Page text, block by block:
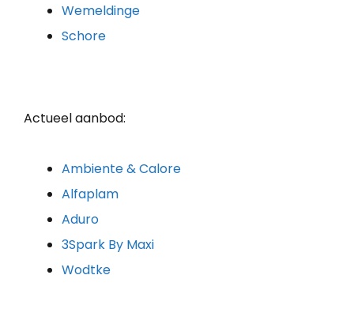
Wemeldinge
Schore
Actueel aanbod:
Ambiente & Calore
Alfaplam
Aduro
3Spark By Maxi
Wodtke